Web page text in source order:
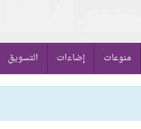
منوعات إضاءات التسويق